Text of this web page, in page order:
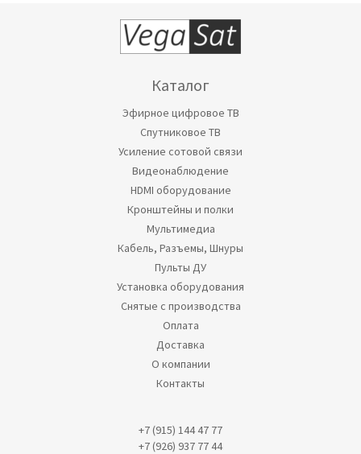
Каталог
Эфирное цифровое ТВ
Спутниковое ТВ
Усиление сотовой связи
Видеонаблюдение
HDMI оборудование
Кронштейны и полки
Мультимедиа
Кабель, Разъемы, Шнуры
Пульты ДУ
Установка оборудования
Снятые с производства
Оплата
Доставка
О компании
Контакты
+7 (915) 144 47 77
+7 (926) 937 77 44